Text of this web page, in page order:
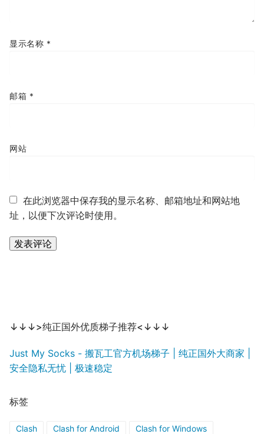
显示名称 *
邮箱 *
网站
在此浏览器中保存我的显示名称、邮箱地址和网站地
址，以便下次评论时使用。
↓↓↓>纯正国外优质梯子推荐<↓↓↓
Just My Socks - 搬瓦工官方机场梯子 | 纯正国外大商家 |
安全隐私无忧 | 极速稳定
标签
Clash Clash for Android Clash for Windows